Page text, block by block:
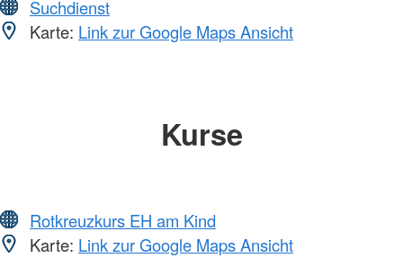
Suchdienst
Karte: Link zur Google Maps Ansicht
Kurse
Rotkreuzkurs EH am Kind
Karte: Link zur Google Maps Ansicht